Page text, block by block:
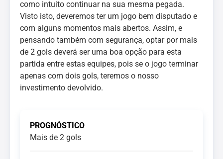
como intuito continuar na sua mesma pegada.
Visto isto, deveremos ter um jogo bem disputado e
com alguns momentos mais abertos. Assim, e
pensando também com segurança, optar por mais
de 2 gols deverá ser uma boa opção para esta
partida entre estas equipes, pois se o jogo terminar
apenas com dois gols, teremos o nosso
investimento devolvido.
PROGNÓSTICO
Mais de 2 gols